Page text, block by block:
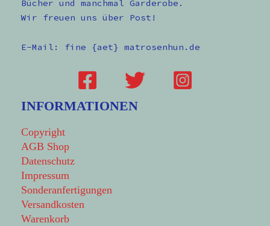
Bücher und manchmal Garderobe.
Wir freuen uns über Post!
E-Mail: fine {aet} matrosenhun.de
INFORMATIONEN
Copyright
AGB Shop
Datenschutz
Impressum
Sonderanfertigungen
Versandkosten
Warenkorb